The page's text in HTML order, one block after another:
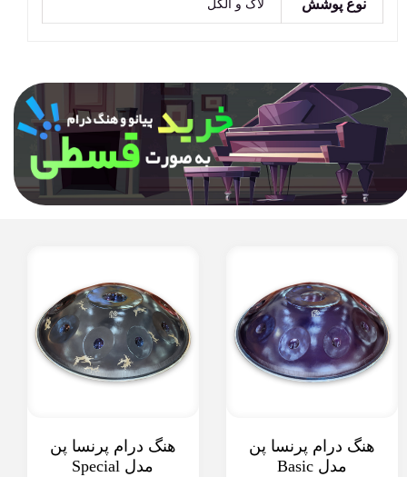
نوع پوشش لاک و الکل
هنگ درام پرنسا پن
مدل Basic
هنگ درام پرنسا پن
مدل Special